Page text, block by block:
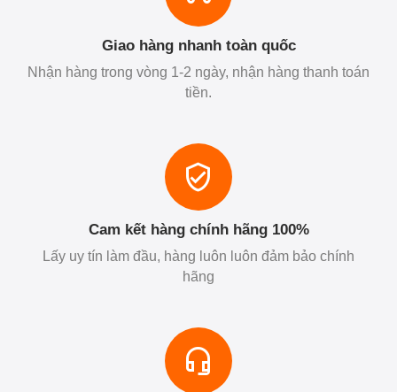
Giao hàng nhanh toàn quốc
Nhận hàng trong vòng 1-2 ngày, nhận hàng thanh toán
tiền.
Cam kết hàng chính hãng 100%
Lấy uy tín làm đầu, hàng luôn luôn đảm bảo chính
hãng